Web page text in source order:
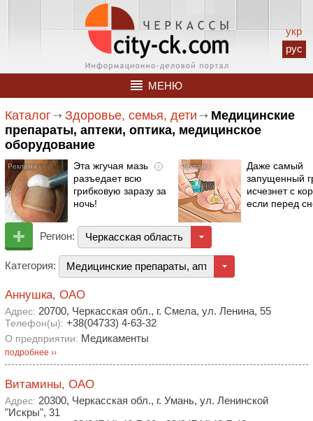
укр
рус
МЕНЮ
Каталог Здоровье, семья, дети
Медицинские
препараты, аптеки, оптика, медицинское
оборудование
i
Эта жгучая мазь
разъедает всю
грибковую заразу за
ночь!
Даже самый
запущенный
исчезнет с
если перед
Регион: Черкасская область
Категория: Медицинские препараты, аптеки, оптика,
Аннушка, ОАО
Адрес: 20700, Черкасская обл., г. Смела, ул. Ленина, 55
Телефон(ы): +38(04733) 4-63-32
О предприятии: Медикаменты
подробнее ››
Витамины, ОАО
Адрес: 20300, Черкасская обл., г. Умань, ул. Ленинской
"Искры", 31